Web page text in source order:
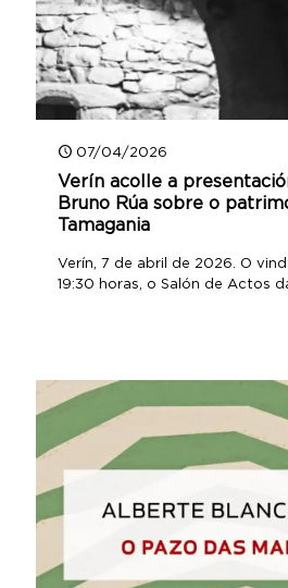
07/04/2026
Verín acolle a
Bruno Rúa sobre o
Tamagania
Verín, 7 de abril de 2026. O
19:30 horas, o Salón de Actos